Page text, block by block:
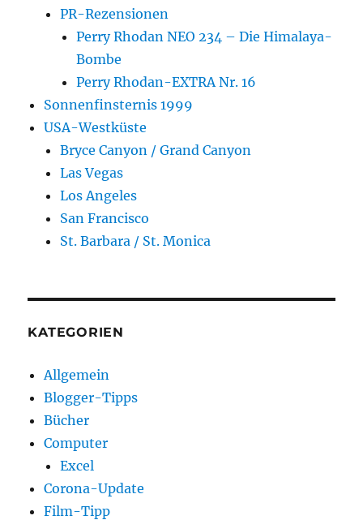
PR-Rezensionen
Perry Rhodan NEO 234 – Die Himalaya-
Bombe
Perry Rhodan-EXTRA Nr. 16
Sonnenfinsternis 1999
USA-Westküste
Bryce Canyon / Grand Canyon
Las Vegas
Los Angeles
San Francisco
St. Barbara / St. Monica
KATEGORIEN
Allgemein
Blogger-Tipps
Bücher
Computer
Excel
Corona-Update
Film-Tipp